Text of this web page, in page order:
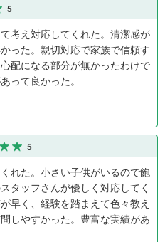
5
考え対応してくれた。清潔感が
った。親切対応で家族で信頼す
配になる部分が無かったわけで
って良かった。
5
れた。小さい子供がいるので飽
タッフさんが優しく対応してく
早く、経験を踏まえて色々教え
しやすかった。豊富な実績があ